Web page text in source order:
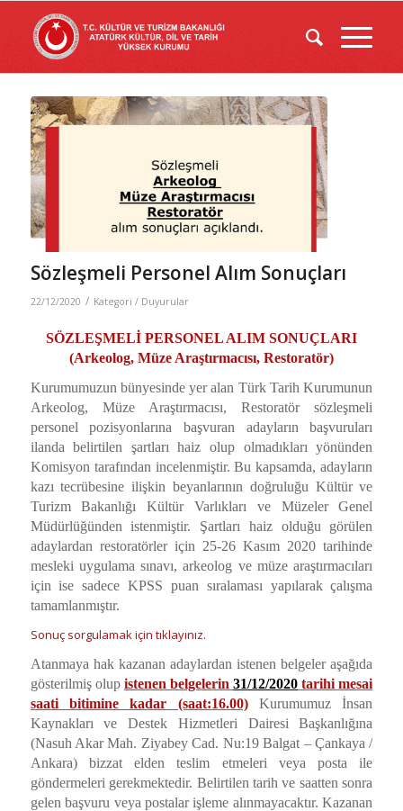
Sözleşmeli Personel Alım Sonuçları
22/12/2020 / Kategori / Duyurular
SÖZLEŞMELİ PERSONEL ALIM SONUÇLARI
(Arkeolog, Müze Araştırmacısı, Restoratör)
Kurumumuzun bünyesinde yer alan Türk Tarih Kurumunun
Arkeolog, Müze Araştırmacısı, Restoratör sözleşmeli
personel pozisyonlarına başvuran adayların başvuruları
ilanda belirtilen şartları haiz olup olmadıkları yönünden
Komisyon tarafından incelenmiştir. Bu kapsamda, adayların
kazı tecrübesine ilişkin beyanlarının doğruluğu Kültür ve
Turizm Bakanlığı Kültür Varlıkları ve Müzeler Genel
Müdürlüğünden istenmiştir. Şartları haiz olduğu görülen
adaylardan restoratörler için 25-26 Kasım 2020 tarihinde
mesleki uygulama sınavı, arkeolog ve müze araştırmacıları
için ise sadece KPSS puan sıralaması yapılarak çalışma
tamamlanmıştır.
Sonuç sorgulamak için tıklayınız.
Atanmaya hak kazanan adaylardan istenen belgeler aşağıda
gösterilmiş olup istenen belgelerin31/12/2020 tarihi mesai
saati bitimine kadar (saat:16.00)Kurumumuz İnsan
Kaynakları ve Destek Hizmetleri Dairesi Başkanlığına
(Nasuh Akar Mah. Ziyabey Cad. Nu:19 Balgat – Çankaya /
Ankara) bizzat elden teslim etmeleri veya posta ile
göndermeleri gerekmektedir. Belirtilen tarih ve saatten sonra
gelen başvuru veya postalar işleme alınmayacaktır. Kazanan